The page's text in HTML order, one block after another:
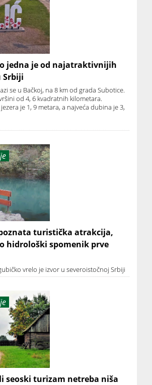
jedna je od najatraktivnijih
Srbiji
se u Bačkoj, na 8 km od grada Subotice.
od 4, 6 kvadratnih kilometara.
je 1, 9 metara, a najveća dubina je 3,
turistička atrakcija,
hidrološki spomenik prve
vrelo je izvor u severoistočnoj Srbiji
seoski turizam netreba niša